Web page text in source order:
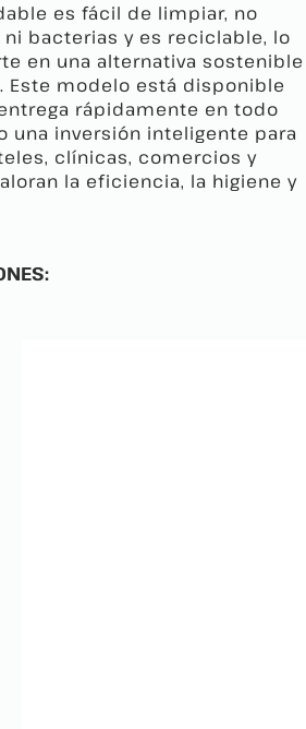
es fácil de limpiar, no
bacterias y es reciclable, lo
en una alternativa sostenible
Este modelo está disponible
rápidamente en todo
una inversión inteligente para
clínicas, comercios y
la eficiencia, la higiene y